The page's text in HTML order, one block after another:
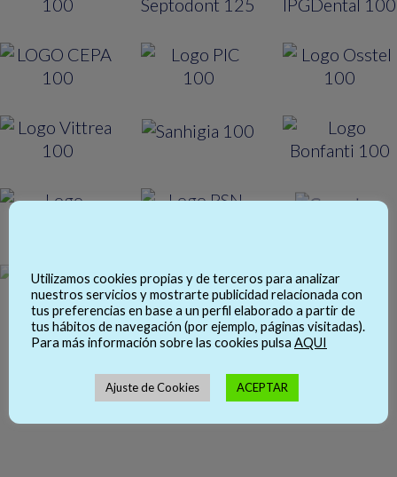
Utilizamos cookies propias y de terceros para analizar
nuestros servicios y mostrarte publicidad relacionada con
tus preferencias en base a un perfil elaborado a partir de
tus hábitos de navegación (por ejemplo, páginas visitadas).
Para más información sobre las cookies pulsa AQUI
Ajuste de Cookies ACEPTAR